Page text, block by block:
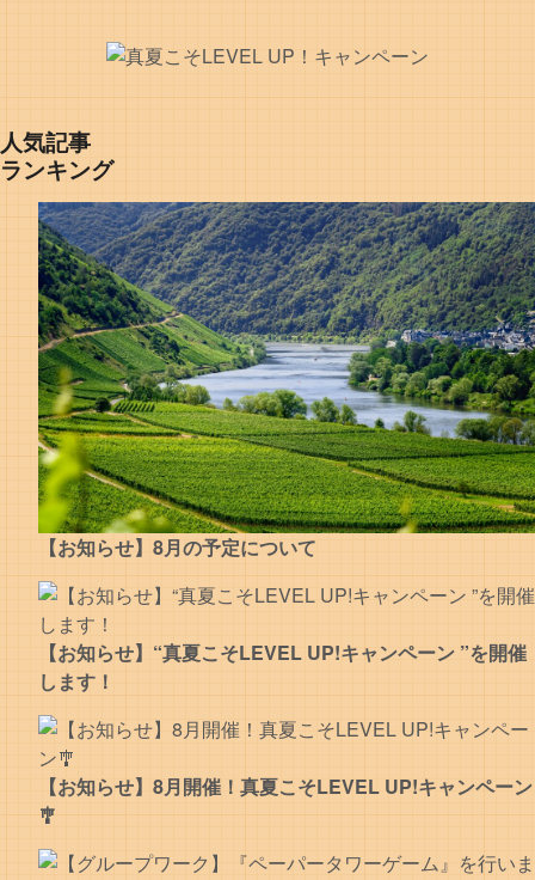
人気記事
ランキング
【お知らせ】8月の予定について
【お知らせ】“真夏こそLEVEL UP!キャンペーン ”を開催
します！
【お知らせ】8月開催！真夏こそLEVEL UP!キャンペーン
🎐